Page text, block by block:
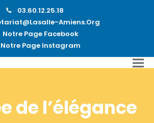
03.60.12.25.18
Amiens.org
Notre Page Facebook
Notre Page Instagram
de l’élégance